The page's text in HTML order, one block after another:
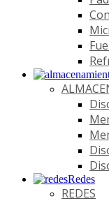
Redes
REDES